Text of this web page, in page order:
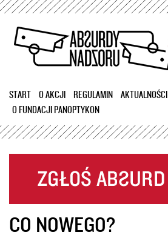
Przejdź
treści
START O AKCJI REGULAMIN
AKTUALNOŚCI
O FUNDACJI PANOPTYKON
CO NOWEGO?